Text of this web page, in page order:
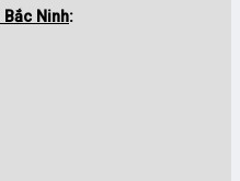
Ninh: